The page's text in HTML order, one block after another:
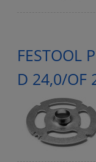
FESTOOL
D 24,0/OF